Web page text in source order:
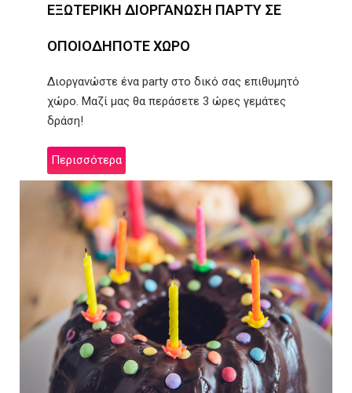
ΕΞΩΤΕΡΙΚΗ ΔΙΟΡΓΑΝΩΣΗ ΠΑΡΤΥ ΣΕ
ΟΠΟΙΟΔΗΠΟΤΕ ΧΩΡΟ
Διοργανώστε ένα party στο δικό σας επιθυμητό
χώρο. Μαζί μας θα περάσετε 3 ώρες γεμάτες
δράση!
Περισσότερα